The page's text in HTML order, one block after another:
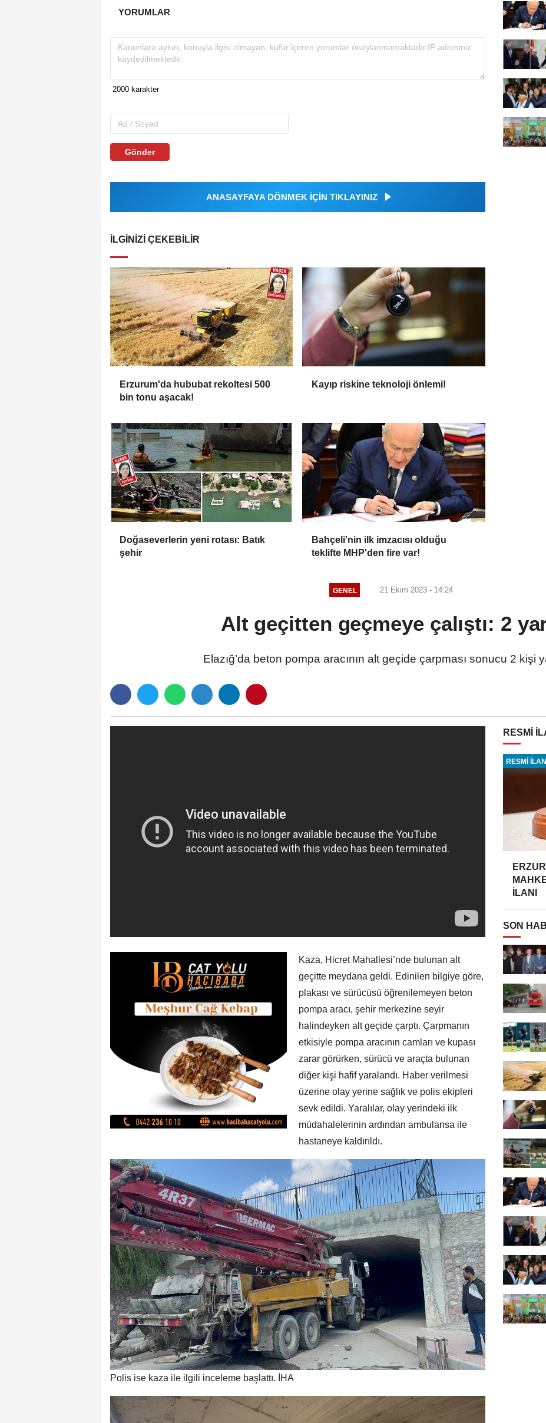
YORUMLAR
Gönder
ANASAYFAYA DÖNMEK İÇİN TIKLAYINIZ
İLGINIZI ÇEKEBILIR
Erzurum'da hububat rekoltesi 500
bin tonu aşacak!
Kayıp riskine teknoloji önlemi!
Doğaseverlerin yeni rotası: Batık
şehir
Bahçeli'nin ilk imzacısı olduğu
teklifte MHP'den fire var!
GENEL 21 Ekim 2023 - 14:24
Alt geçitten geçmeye çalıştı: 2
Elazığ’da beton pompa aracının alt geçide çarpması sonucu 2 kişi
Kaza, Hicret Mahallesi’nde bulunan alt
geçitte meydana geldi. Edinilen bilgiye göre,
plakası ve sürücüsü öğrenilemeyen beton
pompa aracı, şehir merkezine seyir
halindeyken alt geçide çarptı. Çarpmanın
etkisiyle pompa aracının camları ve kupası
zarar görürken, sürücü ve araçta bulunan
diğer kişi hafif yaralandı. Haber verilmesi
üzerine olay yerine sağlık ve polis ekipleri
sevk edildi. Yaralılar, olay yerindeki ilk
müdahalelerinin ardından ambulansa ile
hastaneye kaldırıldı.
Polis ise kaza ile ilgili inceleme başlattı. İHA
RESMİ
RESMİ
İLANI
SON